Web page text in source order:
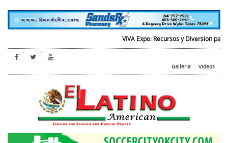
VIVA Expo: Recursos y Diversion para todos
Galleria Videos